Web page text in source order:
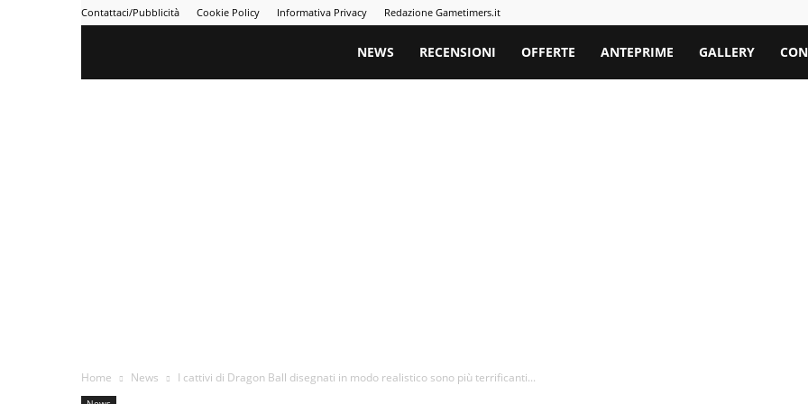
Contattaci/Pubblicità Cookie Policy Informativa Privacy Redazione Gametimers.it
Gametimers
NEWS RECENSIONI OFFERTE ANTEPRIME GALLERY
Home News I cattivi di Dragon Ball disegnati in modo realistico sono più terrificanti...